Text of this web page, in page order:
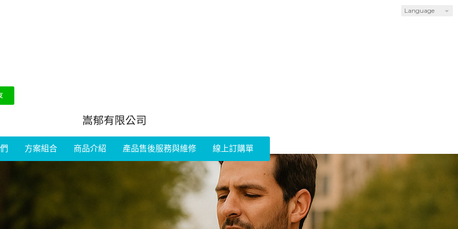
Language
嵩郁有限公司
方案組合 商品介紹 產品售後服務與維修 線上訂購單